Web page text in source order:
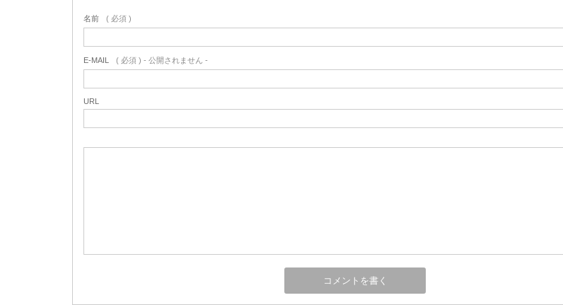
名前 ( 必須 )
E-MAIL ( 必須 ) - 公開されません -
URL